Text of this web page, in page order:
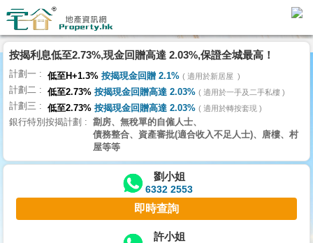
代
理
主
頁
搵
樓/
交
業
主
按揭利息低至2.73%,現金回贈高達 2.03%,保證全城最高！
計劃一 低至H+1.3% 按揭現金回贈 2.1% 適用於新居屋
計劃二 低至2.73% 按揭現金回贈高達 2.03% 適用於一手及二手私樓
計劃三 低至2.73% 按揭現金回贈高達 2.03% 適用於轉按套現
銀行特別按揭計劃
劏房、無稅單的自僱人士、
債務整合、資產審批(適合收入不足人士)、唐樓、村
屋等等
劉小姐
6332 2553
即時查詢
許小姐